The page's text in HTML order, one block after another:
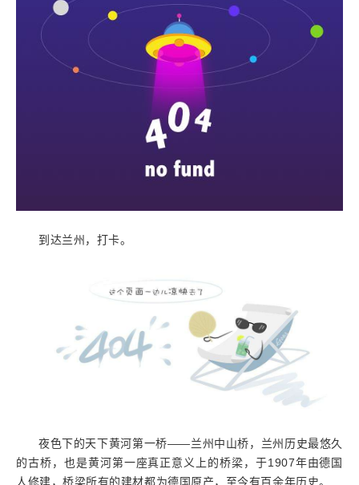
到达兰州，打卡。
夜色下的天下黄河第一桥——兰州中山桥，兰州历史最悠久
的古桥，也是黄河第一座真正意义上的桥梁，于1907年由德国
人修建，桥梁所有的建材都为德国原产，至今有百余年历史。